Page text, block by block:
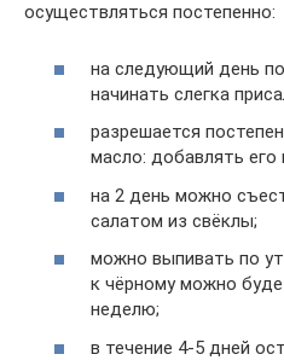
осуществляться постепенно:
на следующий день
начинать слегка
разрешается
масло: добавлять его
на 2 день можно
салатом из свёклы;
можно выпивать по
к чёрному можно
неделю;
в течение 4-5 дней